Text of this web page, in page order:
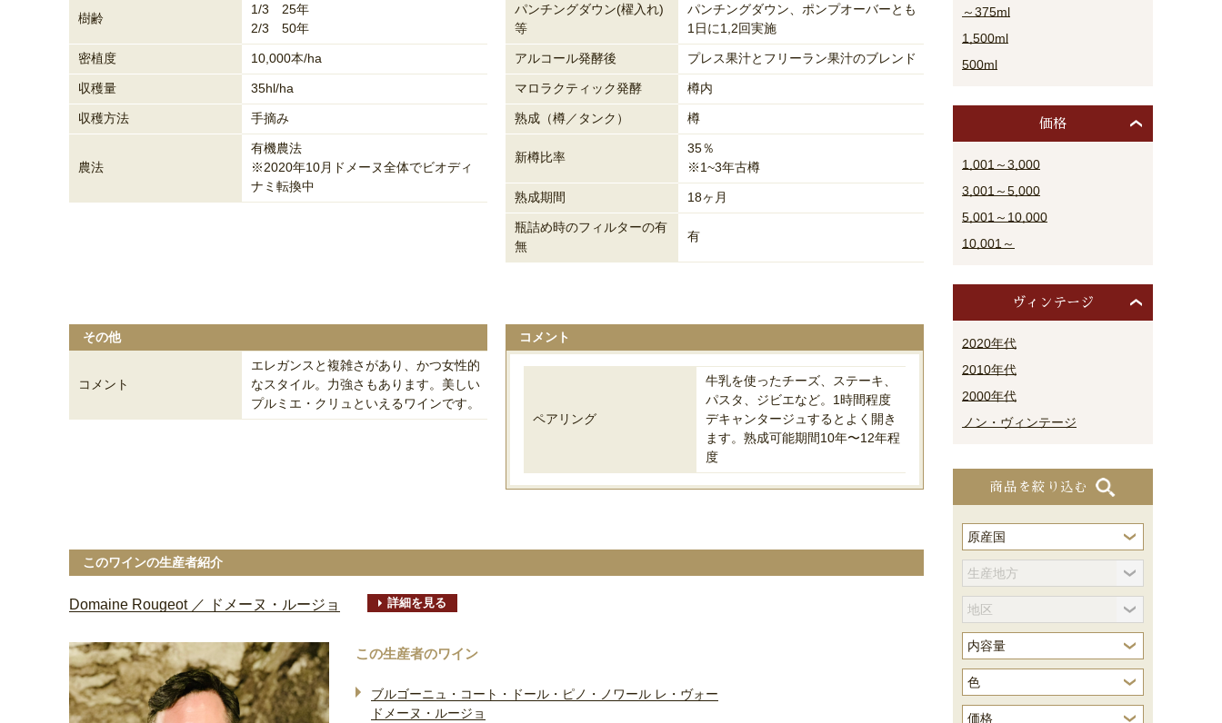
樹齢
1/3 25年
2/3 50年
密植度 10,000本/ha
収穫量 35hl/ha
収穫方法 手摘み
農法
有機農法
※2020年10月ドメーヌ全体でビオディ
ナミ転換中
パンチングダウン(櫂入れ)
等
パンチングダウン、ポンプオーバーとも
1日に1,2回実施
アルコール発酵後 プレス果汁とフリーラン果汁のブレンド
マロラクティック発酵 樽内
熟成（樽／タンク） 樽
新樽比率
35％
※1~3年古樽
熟成期間 18ヶ月
瓶詰め時のフィルターの有
無
有
その他
コメント
エレガンスと複雑さがあり、かつ女性的
なスタイル。力強さもあります。美しい
プルミエ・クリュといえるワインです。
コメント
ペアリング
牛乳を使ったチーズ、ステーキ、
パスタ、ジビエなど。1時間程度
デキャンタージュするとよく開き
ます。熟成可能期間10年〜12年程
度
このワインの生産者紹介
Domaine Rougeot ／ ドメーヌ・ルージョ 詳細を見る
この生産者のワイン
ブルゴーニュ・コート・ドール・ピノ・ノワール レ・ヴォー
ドメーヌ・ルージョ
～375ml
1,500ml
500ml
価格
1,001～3,000
3,001～5,000
5,001～10,000
10,001～
ヴィンテージ
2020年代
2010年代
2000年代
ノン・ヴィンテージ
商品を絞り込む